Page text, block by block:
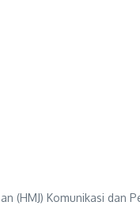
Komunikasi dan